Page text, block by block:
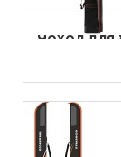
Чохол для